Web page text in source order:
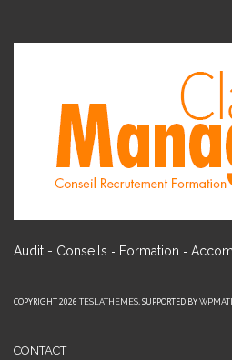
Audit - Conseils - Formation -
COPYRIGHT 2026 TESLATHEMES, SUPPORTED BY
CONTACT